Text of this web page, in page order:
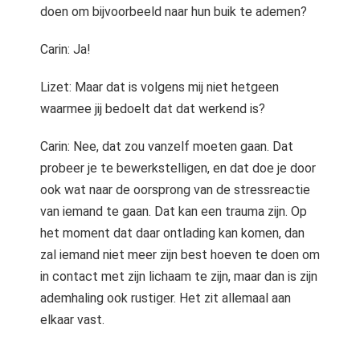
doen om bijvoorbeeld naar hun buik te ademen?
Carin: Ja!
Lizet: Maar dat is volgens mij niet hetgeen
waarmee jij bedoelt dat dat werkend is?
Carin: Nee, dat zou vanzelf moeten gaan. Dat
probeer je te bewerkstelligen, en dat doe je door
ook wat naar de oorsprong van de stressreactie
van iemand te gaan. Dat kan een trauma zijn. Op
het moment dat daar ontlading kan komen, dan
zal iemand niet meer zijn best hoeven te doen om
in contact met zijn lichaam te zijn, maar dan is zijn
ademhaling ook rustiger. Het zit allemaal aan
elkaar vast.